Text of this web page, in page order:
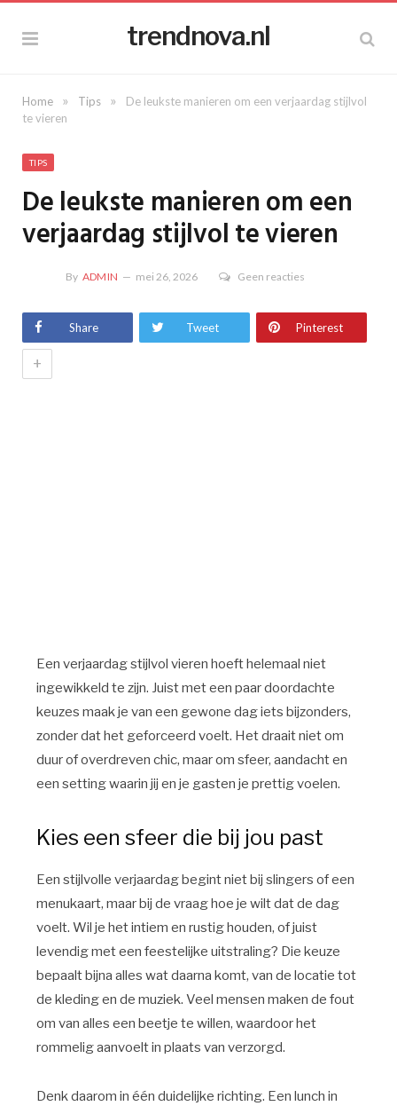
trendnova.nl
Home » Tips »
De leukste manieren om een verjaardag stijlvol
te vieren
TIPS
De leukste manieren om een
verjaardag stijlvol te vieren
By ADMIN mei 26, 2026 Geen reacties
Share Tweet Pinterest
+
Een verjaardag stijlvol vieren hoeft helemaal niet
ingewikkeld te zijn. Juist met een paar doordachte
keuzes maak je van een gewone dag iets bijzonders,
zonder dat het geforceerd voelt. Het draait niet om
duur of overdreven chic, maar om sfeer, aandacht en
een setting waarin jij en je gasten je prettig voelen.
Kies een sfeer die bij jou past
Een stijlvolle verjaardag begint niet bij slingers of een
menukaart, maar bij de vraag hoe je wilt dat de dag
voelt. Wil je het intiem en rustig houden, of juist
levendig met een feestelijke uitstraling? Die keuze
bepaalt bijna alles wat daarna komt, van de locatie tot
de kleding en de muziek. Veel mensen maken de fout
om van alles een beetje te willen, waardoor het
rommelig aanvoelt in plaats van verzorgd.
Denk daarom in één duidelijke richting. Een lunch in